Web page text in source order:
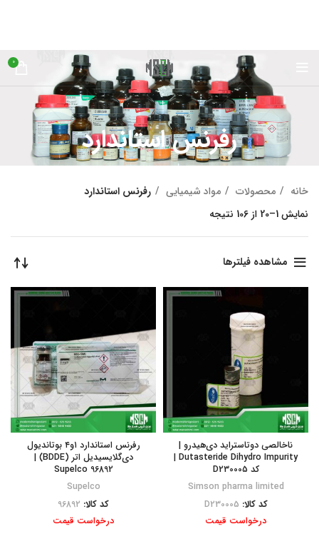
0
رفرنس استاندارد
خانه محصولات مواد شیمیایی
رفرنس استاندارد
نمایش 1–20 از 106 نتیجه
مشاهده فیلترها
ناخالصی دوتاستراید دی‌هیدرو |
Dutasteride Dihydro Impurity |
کد D230005
Simson pharma limited
کد کالا: D230005
درخواست قیمت
رفرنس استاندارد ۱و۴ بوتاندیول
دی‌گلایسیدیل اتر (BDDE) |
Supelco 96892
Supelco
کد کالا: 96892
درخواست قیمت